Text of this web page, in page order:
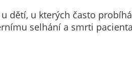
dětí, u kterých často
selhání a smrti
Váš